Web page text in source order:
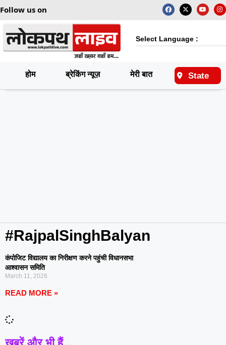
Follow us on
Select Language :
होम ब्रेकिंग न्यूज़ मेरी बात राष्ट्रीय
State
#RajpalSinghBalyan
कंपोजिट विद्यालय का निरीक्षण करने पहुंची विधानसभा
आश्वासन समिति
March 11, 2026
READ MORE »